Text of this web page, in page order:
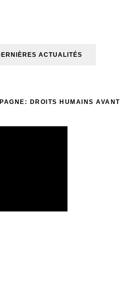
DROITS HUMAINS AVANT